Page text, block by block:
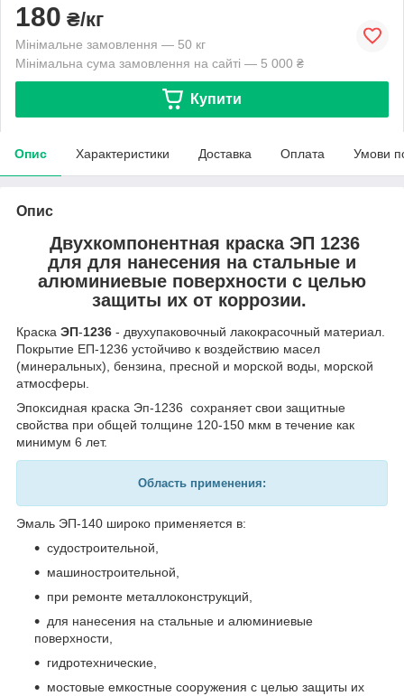
180 ₴/кг
Мінімальне замовлення — 50 кг
Мінімальна сума замовлення на сайті — 5 000 ₴
Купити
Опис Характеристики Доставка Оплата Умови
Опис
Двухкомпонентная краска ЭП 1236
для для нанесения на стальные и
алюминиевые поверхности с целью
защиты их от коррозии.
Краска ЭП-1236 - двухупаковочный лакокрасочный материал.
Покрытие ЕП-1236 устойчиво к воздействию масел
(минеральных), бензина, пресной и морской воды, морской
атмосферы.
Эпоксидная краска Эп-1236 сохраняет свои защитные
свойства при общей толщине 120-150 мкм в течение как
минимум 6 лет.
Область применения:
Эмаль ЭП-140 широко применяется в:
судостроительной,
машиностроительной,
при ремонте металлоконструкций,
для нанесения на стальные и алюминиевые
поверхности,
гидротехнические,
мостовые емкостные сооружения с целью защиты их